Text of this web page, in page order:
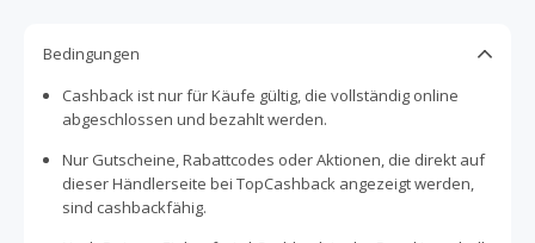
Bedingungen
Cashback ist nur für Käufe gültig, die vollständig online
abgeschlossen und bezahlt werden.
Nur Gutscheine, Rabattcodes oder Aktionen, die direkt auf
dieser Händlerseite bei TopCashback angezeigt werden,
sind cashbackfähig.